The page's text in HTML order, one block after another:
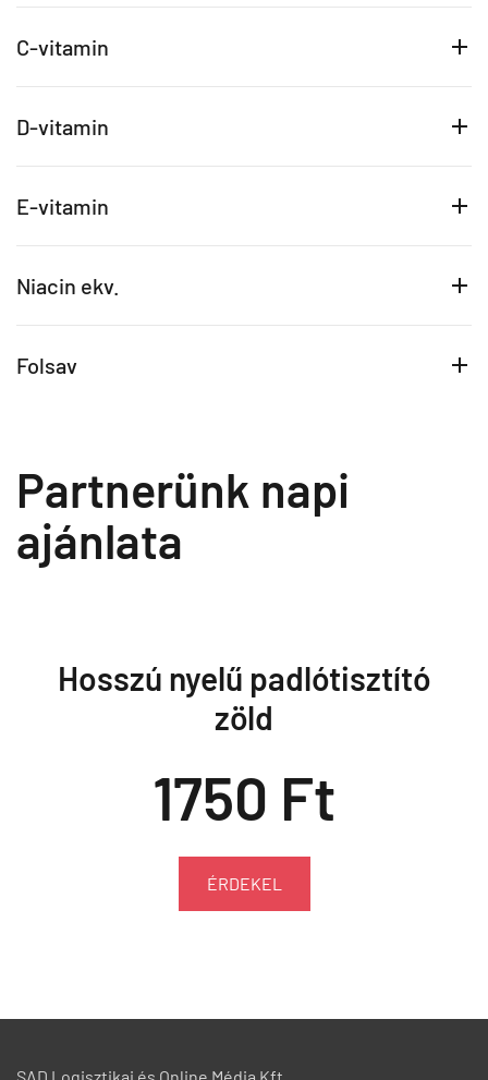
C-vitamin
D-vitamin
E-vitamin
Niacin ekv.
Folsav
Partnerünk napi
ajánlata
Hosszú nyelű padlótisztító
zöld
1750 Ft
ÉRDEKEL